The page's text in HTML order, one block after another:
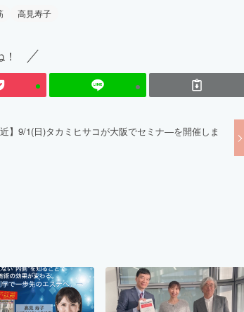
高見寿子
近】9/1(日)タカミヒサコが大阪でセミナ―を開催しま